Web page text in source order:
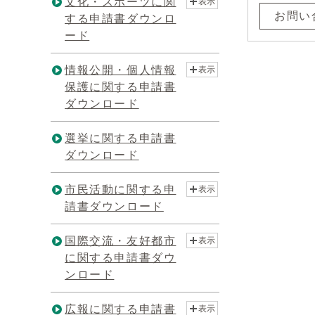
お問い
する申請書ダウンロ
ード
情報公開・個人情報
保護に関する申請書
ダウンロード
表示
選挙に関する申請書
ダウンロード
市民活動に関する申
請書ダウンロード
表示
国際交流・友好都市
に関する申請書ダウ
ンロード
表示
広報に関する申請書
表示